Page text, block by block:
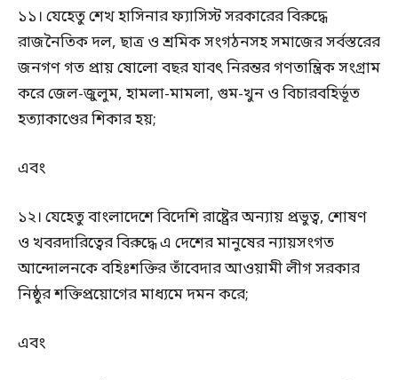
১১। যেহেতু শেখ হাসিনার ফ্যাসিস্ট সরকারের বিরুদ্ধে
রাজনৈতিক দল, ছাত্র ও শ্রমিক সংগঠনসহ সমাজের সর্বস্তরের
জনগণ গত প্রায় ষোলো বছর যাবৎ নিরন্তর গণতান্ত্রিক সংগ্রাম
করে জেল-জুলুম, হামলা-মামলা, গুম-খুন ও বিচারবহির্ভূত
হত্যাকাণ্ডের শিকার হয়;
এবং
১২। যেহেতু বাংলাদেশে বিদেশি রাষ্ট্রের অন্যায় প্রভুত্ব, শোষণ
ও খবরদারিত্বের বিরুদ্ধে এ দেশের মানুষের ন্যায়সংগত
আন্দোলনকে বহিঃশক্তির তাঁবেদার আওয়ামী লীগ সরকার
নিষ্ঠুর শক্তিপ্রয়োগের মাধ্যমে দমন করে;
এবং